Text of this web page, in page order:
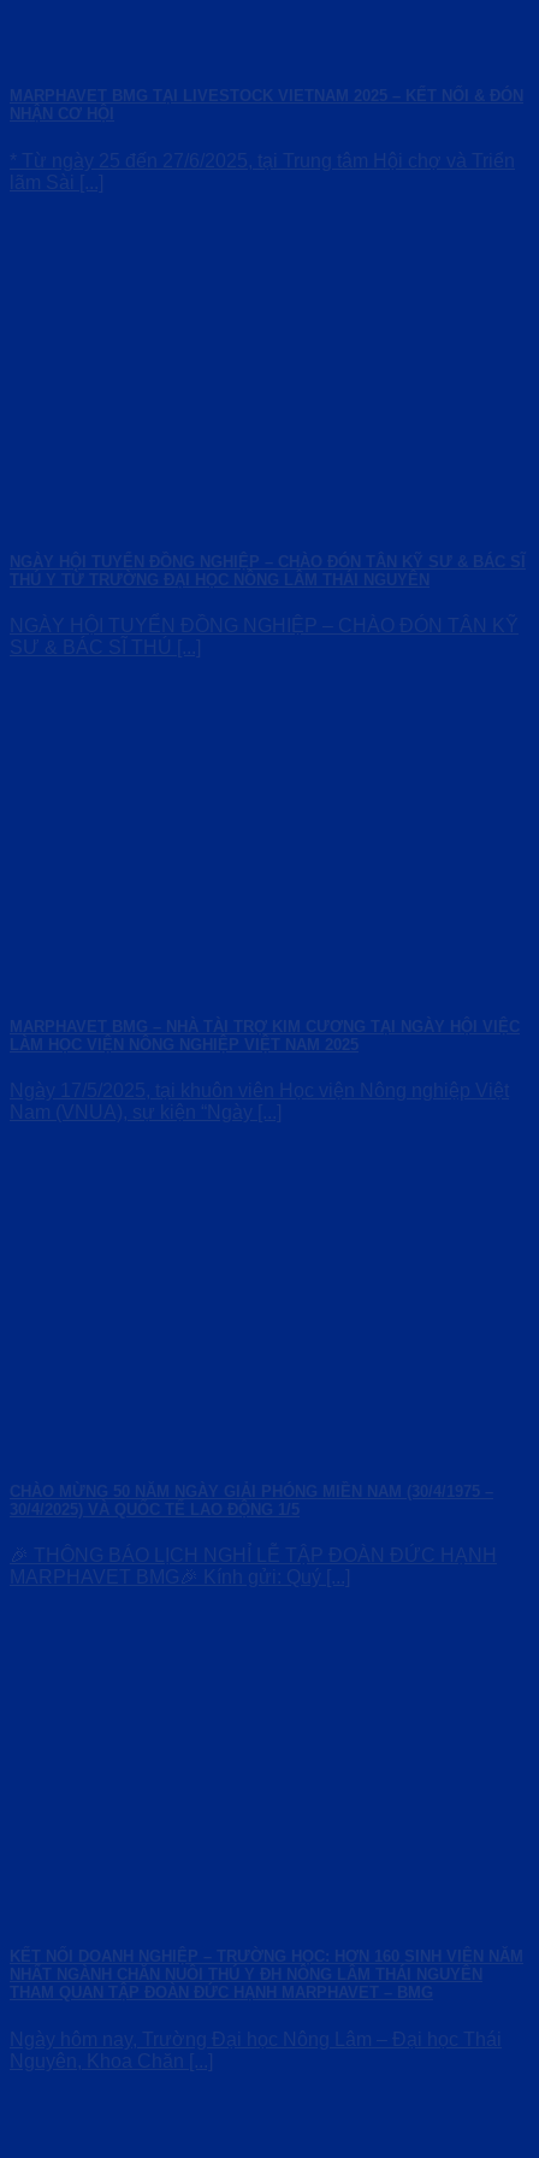
MARPHAVET BMG TẠI LIVESTOCK VIETNAM 2025 – KẾT NỐI & ĐÓN
NHẬN CƠ HỘI
* Từ ngày 25 đến 27/6/2025, tại Trung tâm Hội chợ và Triển
lãm Sài [...]
NGÀY HỘI TUYỂN ĐỒNG NGHIỆP – CHÀO ĐÓN TÂN KỸ SƯ & BÁC SĨ
THÚ Y TỪ TRƯỜNG ĐẠI HỌC NÔNG LÂM THÁI NGUYÊN
NGÀY HỘI TUYỂN ĐỒNG NGHIỆP – CHÀO ĐÓN TÂN KỸ
SƯ & BÁC SĨ THÚ [...]
MARPHAVET BMG – NHÀ TÀI TRỢ KIM CƯƠNG TẠI NGÀY HỘI VIỆC
LÀM HỌC VIỆN NÔNG NGHIỆP VIỆT NAM 2025
Ngày 17/5/2025, tại khuôn viên Học viện Nông nghiệp Việt
Nam (VNUA), sự kiện “Ngày [...]
CHÀO MỪNG 50 NĂM NGÀY GIẢI PHÓNG MIỀN NAM (30/4/1975 –
30/4/2025) VÀ QUỐC TẾ LAO ĐỘNG 1/5
🎉 THÔNG BÁO LỊCH NGHỈ LỄ TẬP ĐOÀN ĐỨC HẠNH
MARPHAVET BMG🎉 Kính gửi: Quý [...]
KẾT NỐI DOANH NGHIỆP – TRƯỜNG HỌC: HƠN 160 SINH VIÊN NĂM
NHẤT NGÀNH CHĂN NUÔI THÚ Y ĐH NÔNG LÂM THÁI NGUYÊN
THAM QUAN TẬP ĐOÀN ĐỨC HẠNH MARPHAVET – BMG
Ngày hôm nay, Trường Đại học Nông Lâm – Đại học Thái
Nguyên, Khoa Chăn [...]